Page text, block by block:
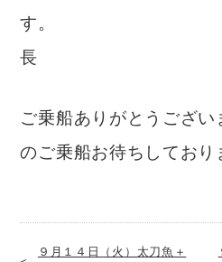
す。 耕
長
ご乗船ありがとうござ
のご乗船お待ちしてお
９月１４日（火）太刀魚＋